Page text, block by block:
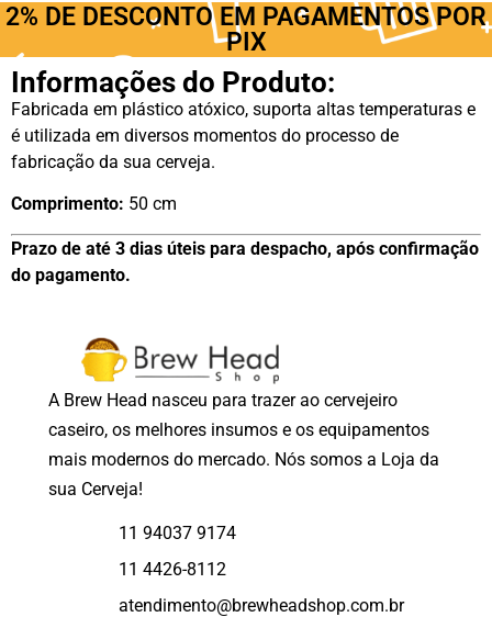
2% DE DESCONTO EM PAGAMENTOS POR
PIX
Informações do Produto:
Fabricada em plástico atóxico, suporta altas temperaturas e
é utilizada em diversos momentos do processo de
fabricação da sua cerveja.
Comprimento: 50 cm
Prazo de até 3 dias úteis para despacho, após confirmação
do pagamento.
A Brew Head nasceu para trazer ao cervejeiro
caseiro, os melhores insumos e os equipamentos
mais modernos do mercado. Nós somos a Loja da
sua Cerveja!
11 94037 9174
11 4426-8112
atendimento@brewheadshop.com.br